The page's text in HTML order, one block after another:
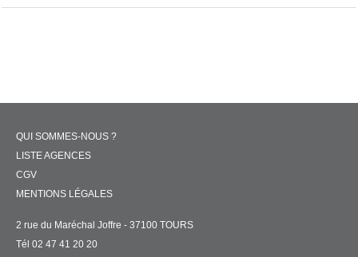
QUI SOMMES-NOUS ?
LISTE AGENCES
CGV
MENTIONS LÉGALES
2 rue du Maréchal Joffre - 37100 TOURS
Tél 02 47 41 20 20